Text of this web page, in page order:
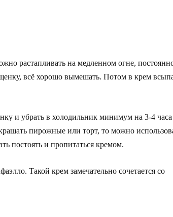
растапливать на медленном огне,
всё хорошо вымешать. Потом в крем
и убрать в холодильник минимум на 3-4 часа
пирожные или торт, то можно
постоять и пропитаться кремом.
Такой крем замечательно сочетается со